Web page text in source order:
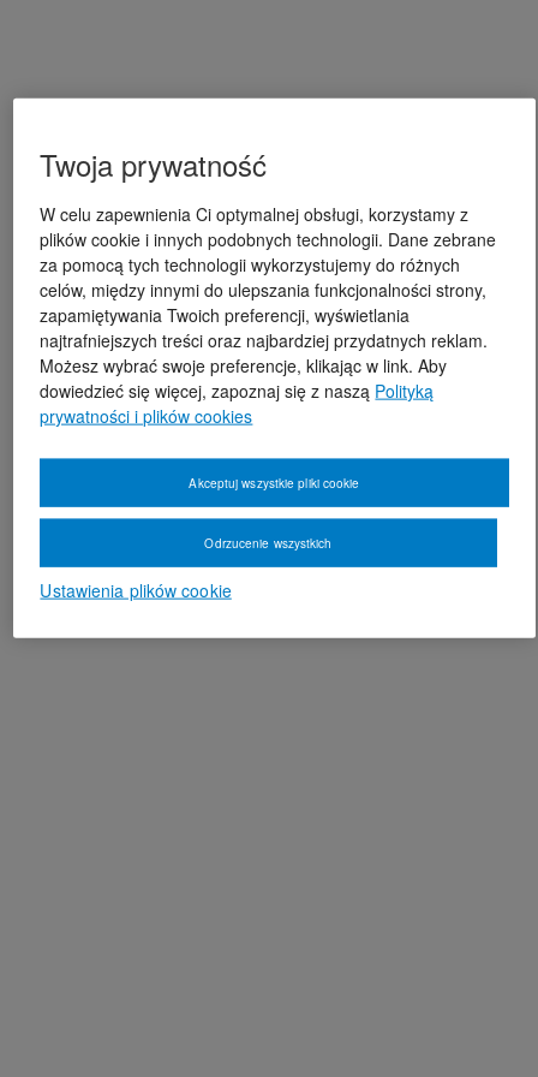
Twoja prywatność
W celu zapewnienia Ci optymalnej obsługi, korzystamy z
plików cookie i innych podobnych technologii. Dane zebrane
za pomocą tych technologii wykorzystujemy do różnych
celów, między innymi do ulepszania funkcjonalności strony,
zapamiętywania Twoich preferencji, wyświetlania
najtrafniejszych treści oraz najbardziej przydatnych reklam.
Możesz wybrać swoje preferencje, klikając w link. Aby
dowiedzieć się więcej, zapoznaj się z naszą Polityką
prywatności i plików cookies
Ustawienia plików cookie
Odrzucenie wszystkich
Akceptuj wszystkie pliki cookie